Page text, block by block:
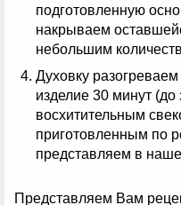
подготовленную
накрываем
небольшим
Духовку
изделие 30 минут (до
восхитительным
приготовленным по
представляем в
Представляем Вам